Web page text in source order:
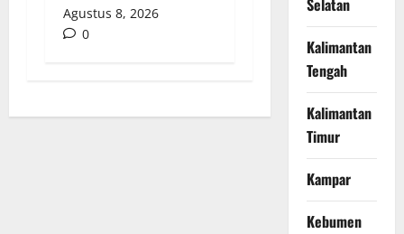
Agustus 8, 2026
0
Selatan
Kalimantan
Tengah
Kalimantan
Timur
Kampar
Kebumen